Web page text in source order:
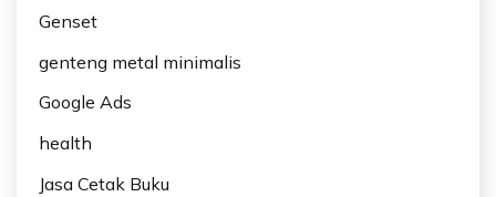
Genset
genteng metal minimalis
Google Ads
health
Jasa Cetak Buku